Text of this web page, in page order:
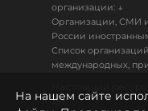
организации: ↓
Организации, СМИ
России
Список
международных,
18+
На нашем сайте